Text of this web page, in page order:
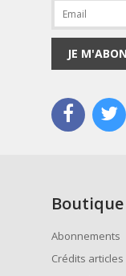
JE
Boutique
Abonnements
Crédits articles